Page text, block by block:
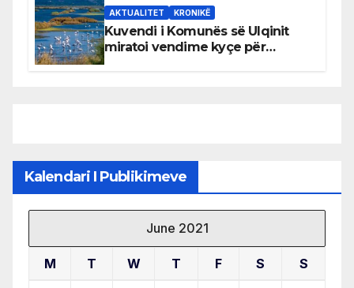
AKTUALITET KRONIKË
Kuvendi i Komunës së Ulqinit
miratoi vendime kyçe për
Kalendari I Publikimeve
June 2021
M T W T F S S